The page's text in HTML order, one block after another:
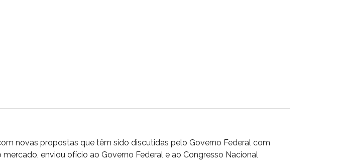
novas propostas que têm sido discutidas pelo Governo Federal com
enviou ofício ao Governo Federal e ao Congresso Nacional